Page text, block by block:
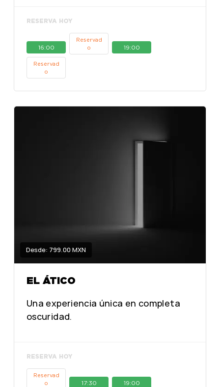
RESERVA HOY
16:00
Reservad
o
19:00
Reservad
o
Desde: 799.00 MXN
EL ÁTICO
Una experiencia única en completa
oscuridad.
RESERVA HOY
Reservad
o
17:30 19:00